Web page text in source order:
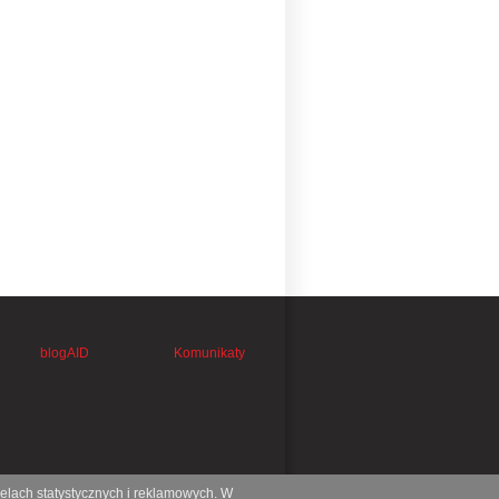
blogAID Komunikaty
statystycznych i reklamowych. W